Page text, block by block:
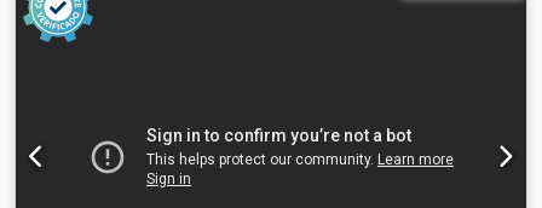
(máx.):12 mm
CNC ByVision con mesa intercambiable Datos técnicos:
sujeción: 15-315 mm Alimentación de perfil a través del
mandril: 15-155 mm Longitud máxima de mecanizado de
perfil: 2700 mm Potencia láser: 4,4 kW Espesor de material